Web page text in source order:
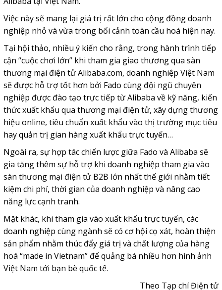
Việc này sẽ mang lại giá trị rất lớn cho cộng đồng doanh
nghiệp nhỏ và vừa trong bối cảnh toàn cầu hoá hiện nay.
Tại hội thảo, nhiều ý kiến cho rằng, trong hành trình tiếp
cận “cuộc chơi lớn” khi tham gia giao thương qua sàn
thương mại điện tử Alibaba.com, doanh nghiệp Việt Nam
sẽ được hỗ trợ tốt hơn bởi Fado cùng đội ngũ chuyên
nghiệp được đào tạo trực tiếp từ Alibaba về kỹ năng, kiến
thức xuất khẩu qua thương mại điện tử, xây dựng thương
hiệu online, tiêu chuẩn xuất khẩu vào thị trường mục tiêu
hay quản trị gian hàng xuất khẩu trực tuyến…
Ngoài ra, sự hợp tác chiến lược giữa Fado và Alibaba sẽ
gia tăng thêm sự hỗ trợ khi doanh nghiệp tham gia vào
sàn thương mại điện tử B2B lớn nhất thế giới nhằm tiết
kiệm chi phí, thời gian của doanh nghiệp và nâng cao
năng lực cạnh tranh.
Mặt khác, khi tham gia vào xuất khẩu trực tuyến, các
doanh nghiệp cùng ngành sẽ có cơ hội cọ xát, hoàn thiện
sản phẩm nhằm thúc đẩy giá trị và chất lượng của hàng
hoá “made in Vietnam” để quảng bá nhiều hơn hình ảnh
Việt Nam tới bạn bè quốc tế.
Theo Tạp chí Điện tử